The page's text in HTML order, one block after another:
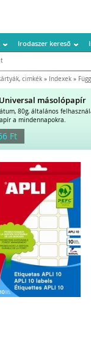
Irodaszer kereső
cimkék » Indexek »
másolópapír
80g, általános
a mindennapokra.
Ft